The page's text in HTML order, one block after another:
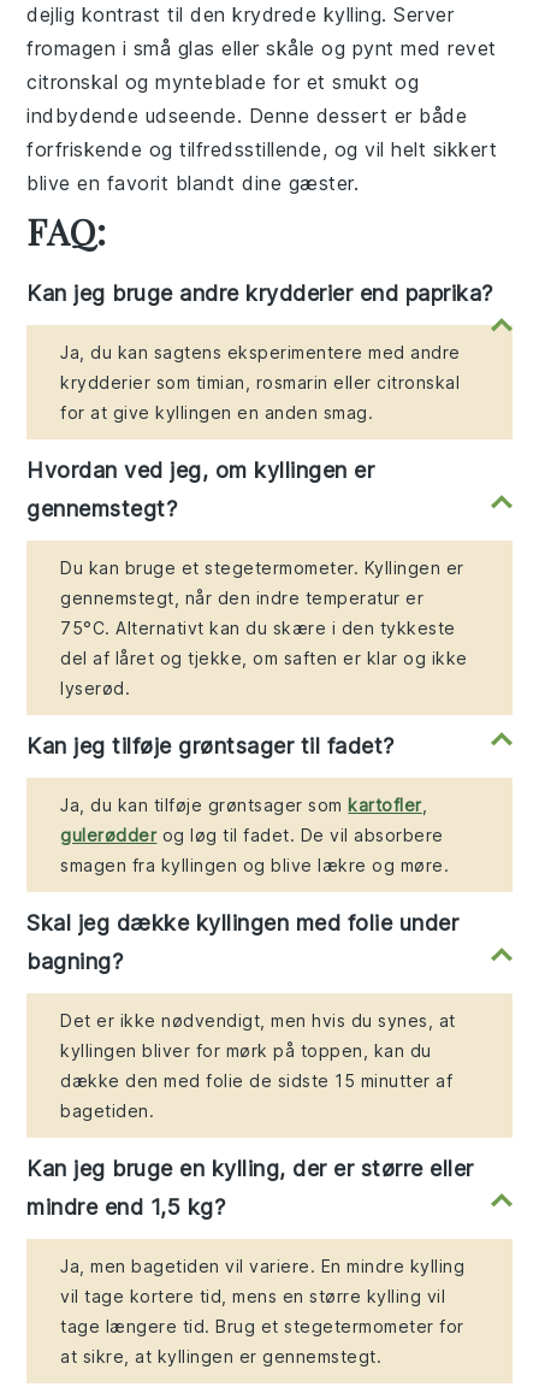
dejlig kontrast til den krydrede kylling. Server
fromagen i små glas eller skåle og pynt med revet
citronskal og mynteblade for et smukt og
indbydende udseende. Denne dessert er både
forfriskende og tilfredsstillende, og vil helt sikkert
blive en favorit blandt dine gæster.
FAQ:
Kan jeg bruge andre krydderier end paprika?
Ja, du kan sagtens eksperimentere med andre
krydderier som timian, rosmarin eller citronskal
for at give kyllingen en anden smag.
Hvordan ved jeg, om kyllingen er
gennemstegt?
Du kan bruge et stegetermometer. Kyllingen er
gennemstegt, når den indre temperatur er
75°C. Alternativt kan du skære i den tykkeste
del af låret og tjekke, om saften er klar og ikke
lyserød.
Kan jeg tilføje grøntsager til fadet?
Ja, du kan tilføje grøntsager som kartofler,
gulerødderog løg til fadet. De vil absorbere
smagen fra kyllingen og blive lækre og møre.
Skal jeg dække kyllingen med folie under
bagning?
Det er ikke nødvendigt, men hvis du synes, at
kyllingen bliver for mørk på toppen, kan du
dække den med folie de sidste 15 minutter af
bagetiden.
Kan jeg bruge en kylling, der er større eller
mindre end 1,5 kg?
Ja, men bagetiden vil variere. En mindre kylling
vil tage kortere tid, mens en større kylling vil
tage længere tid. Brug et stegetermometer for
at sikre, at kyllingen er gennemstegt.